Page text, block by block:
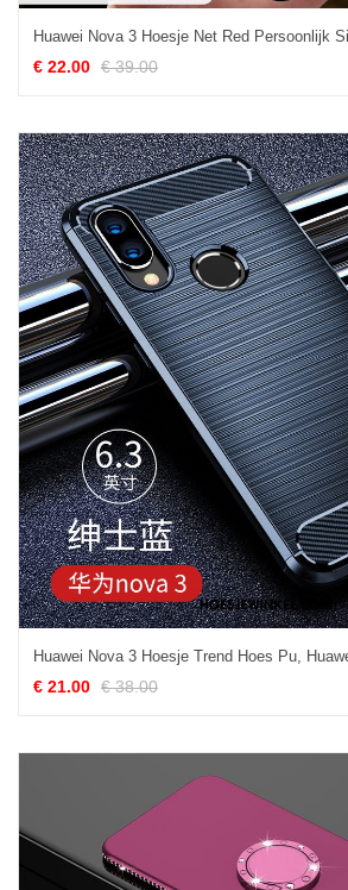
€ 22.00 € 39.00
€ 21.00 € 38.00